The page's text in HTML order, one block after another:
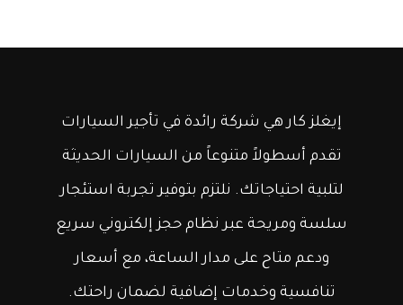
إيغلز كار هي شركة رائدة في تأجير السيارات
تقدم أسطولاً متنوعاً من السيارات الحديثة
لتلبية احتياجاتك. نلتزم بتوفير تجربة استئجار
سلسة ومريحة عبر نظام حجز إلكتروني سريع
ودعم متاح على مدار الساعة، مع أسعار
تنافسية وخدمات إضافية لضمان راحتك.